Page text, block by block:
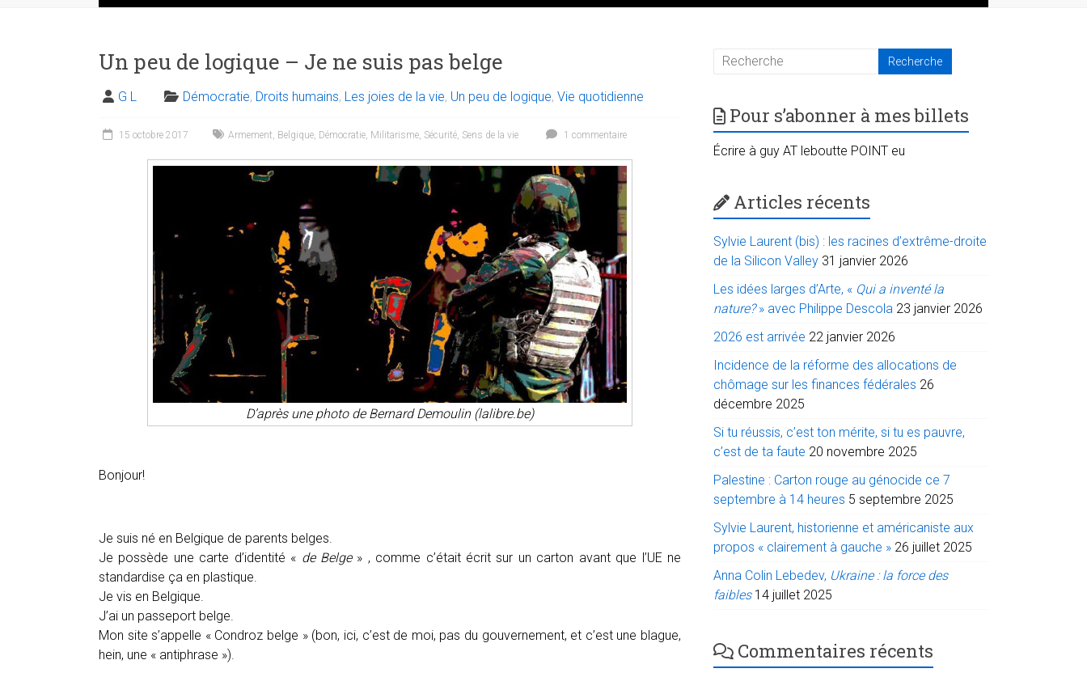
Un peu de logique – Je ne suis pas belge
G L Démocratie, Droits humains, Les joies de la vie, Un peu de logique, Vie quotidienne
15 octobre 2017 Armement Belgique Démocratie Militarisme Sécurité Sens de la vie 1 commentaire
D’après une photo de Bernard Demoulin (lalibre.be)
Bonjour!
Je suis né en Belgique de parents belges.
Je possède une carte d’identité « de Belge» , comme c’était écrit sur un carton avant que l’UE ne
standardise ça en plastique.
Je vis en Belgique.
J’ai un passeport belge.
Mon site s’appelle « Condroz belge » (bon, ici, c’est de moi, pas du gouvernement, et c’est une blague,
hein, une « antiphrase »).
Pour s’abonner à mes billets
Écrire à guy AT leboutte POINT eu
Articles récents
Sylvie Laurent (bis) : les racines d’extrême-droite
de la Silicon Valley 31 janvier 2026
Les idées larges d’Arte, « Qui a inventé la
nature?» avec Philippe Descola 23 janvier 2026
2026 est arrivée 22 janvier 2026
Incidence de la réforme des allocations de
chômage sur les finances fédérales 26
décembre 2025
Si tu réussis, c’est ton mérite, si tu es pauvre,
c’est de ta faute 20 novembre 2025
Palestine : Carton rouge au génocide ce 7
septembre à 14 heures 5 septembre 2025
Sylvie Laurent, historienne et américaniste aux
propos « clairement à gauche » 26 juillet 2025
Anna Colin Lebedev, Ukraine : la force des
faibles 14 juillet 2025
Commentaires récents